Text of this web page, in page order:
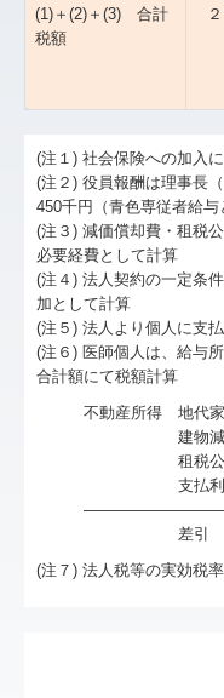
(1)＋(2)＋(3) 合計
税額
(注１) 社会保険への加入
(注２) 役員報酬は理事長
450千円（青色専従者給
(注３) 減価償却費・租税
必要経費として計算
(注４) 法人契約の一定条
加として計算
(注５) 法人より個人に支
(注６) 医師個人は、給与
合計額にて税額計算
不動産所得 地代
建物減価償
租税公
支払利息
差引
(注７) 法人税等の実効税